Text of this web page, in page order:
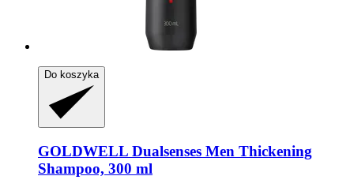
Do koszyka
GOLDWELL Dualsenses Men Thickening
Shampoo, 300 ml